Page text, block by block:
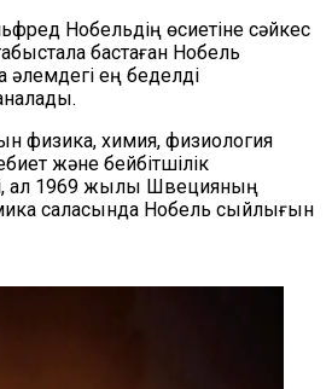
Нобельдің өсиетіне сәйкес
бастаған Нобель
әлемдегі ең беделді
физика, химия, физиология
және бейбітшілік
ал 1969 жылы Швецияның
саласында Нобель сыйлығын